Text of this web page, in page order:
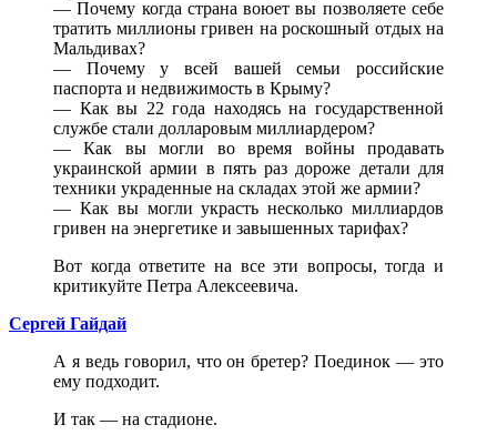
— Почему когда страна воюет вы позволяете себе
тратить миллионы гривен на роскошный отдых на
Мальдивах?
— Почему у всей вашей семьи российские
паспорта и недвижимость в Крыму?
— Как вы 22 года находясь на государственной
службе стали долларовым миллиардером?
— Как вы могли во время войны продавать
украинской армии в пять раз дороже детали для
техники украденные на складах этой же армии?
— Как вы могли украсть несколько миллиардов
гривен на энергетике и завышенных тарифах?
Вот когда ответите на все эти вопросы, тогда и
критикуйте Петра Алексеевича.
Сергей Гайдай
А я ведь говорил, что он бретер? Поединок — это
ему подходит.
И так — на стадионе.